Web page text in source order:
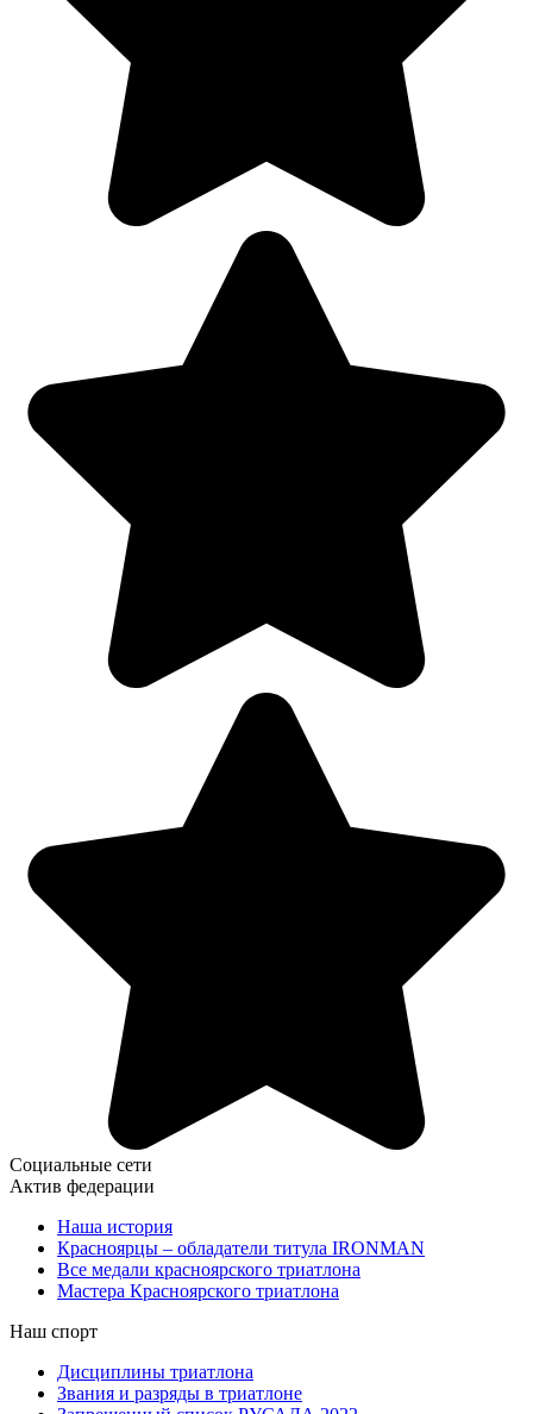
Социальные сети
Актив федерации
Наша история
Красноярцы – обладатели титула IRONMAN
Все медали красноярского триатлона
Мастера Красноярского триатлона
Наш спорт
Дисциплины триатлона
Звания и разряды в триатлоне